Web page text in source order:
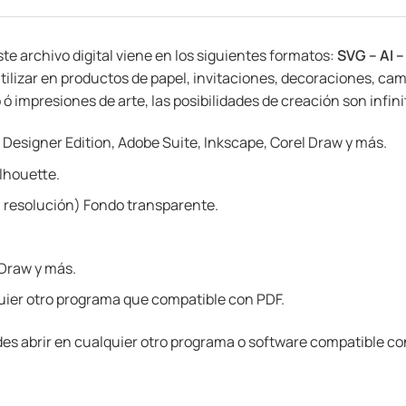
archivo digital viene en los siguientes formatos:SVG – AI
en productos de papel, invitaciones, decoraciones,
impresiones de arte, las posibilidades de creación son
Edition, Adobe Suite, Inkscape, Corel Draw y más.
Fondo transparente.
y más.
otro programa que compatible con PDF.
abrir en cualquier otro programa o software compatible